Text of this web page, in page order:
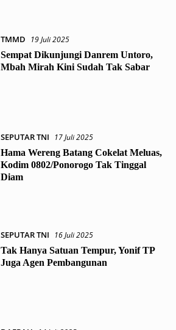
TMMD
19 Juli 2025
Sempat Dikunjungi Danrem Untoro,
Mbah Mirah Kini Sudah Tak Sabar
SEPUTAR TNI
17 Juli 2025
Hama Wereng Batang Cokelat Meluas,
Kodim 0802/Ponorogo Tak Tinggal
Diam
SEPUTAR TNI
16 Juli 2025
Tak Hanya Satuan Tempur, Yonif TP
Juga Agen Pembangunan